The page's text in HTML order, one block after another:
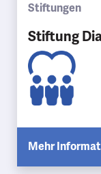
Stiftungen
Stiftung
Mehr